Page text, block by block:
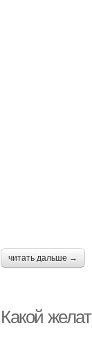
читать дальше →
Какой